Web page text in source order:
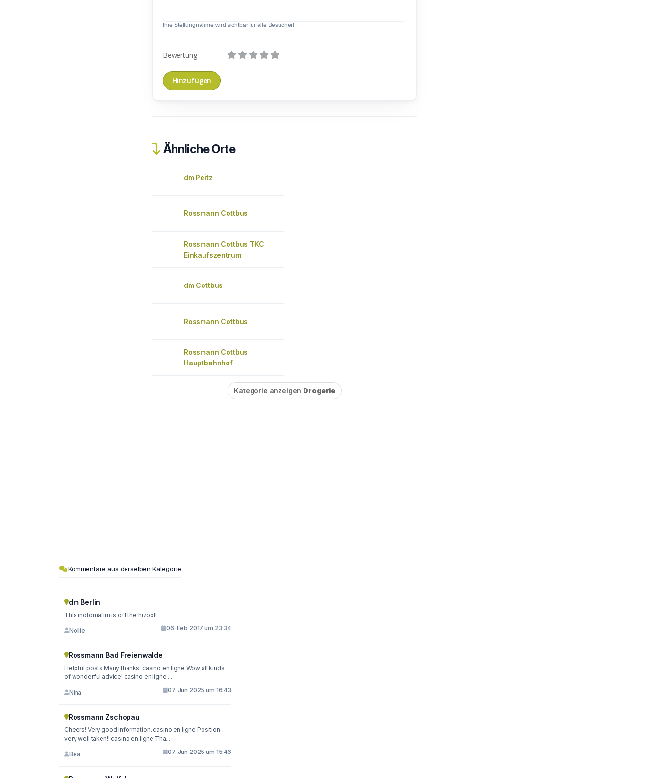
Ihre Stellungnahme wird sichtbar für alle Besucher!
Bewertung
Ähnliche Orte
dm Peitz
Rossmann Cottbus
Rossmann Cottbus TKC
Einkaufszentrum
dm Cottbus
Rossmann Cottbus
Rossmann Cottbus
Hauptbahnhof
Kategorie anzeigen Drogerie
Kommentare aus derselben Kategorie
dm Berlin
This inotomafirn is off the hizool!
Nollie 06. Feb 2017 um 23:34
Rossmann Bad Freienwalde
Helpful posts Many thanks. casino en ligne Wow all kinds
of wonderful advice! casino en ligne ...
Nina 07. Jun 2025 um 16:43
Rossmann Zschopau
Cheers! Very good information. casino en ligne Position
very well taken!! casino en ligne Tha...
Bea 07. Jun 2025 um 15:46